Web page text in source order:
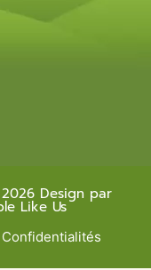
Design par
Like Us